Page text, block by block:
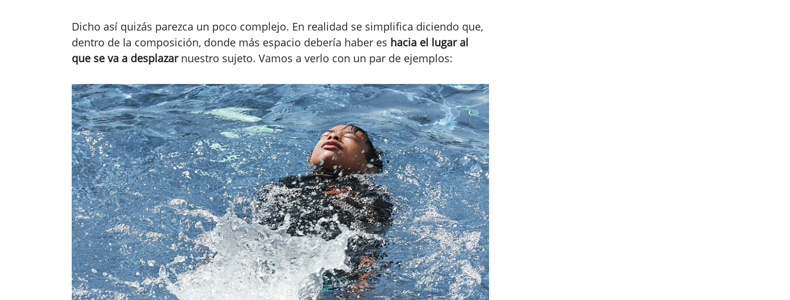
Dicho así quizás parezca un poco complejo. En realidad se simplifica diciendo que,
dentro de la composición, donde más espacio debería haber es hacia el lugar al
que se va a desplazarnuestro sujeto. Vamos a verlo con un par de ejemplos: